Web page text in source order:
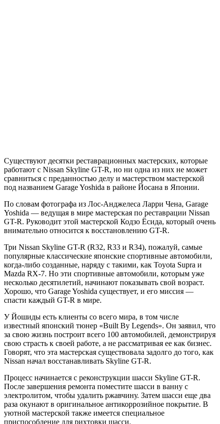
Существуют десятки реставрационных мастерских, которые
работают с Nissan Skyline GT-R, но ни одна из них не может
сравниться с преданностью делу и мастерством мастерской
под названием Garage Yoshida в районе Йосана в Японии.
По словам фотографа из Лос-Анджелеса Ларри Чена, Garage
Yoshida — ведущая в мире мастерская по реставрации Nissan
GT-R. Руководит этой мастерской Кодзо Ёсида, который очень
внимательно относится к восстановлению GT-R.
Три Nissan Skyline GT-R (R32, R33 и R34), пожалуй, самые
популярные классические японские спортивные автомобили,
когда-либо созданные, наряду с такими, как Toyota Supra и
Mazda RX-7. Но эти спортивные автомобили, которым уже
несколько десятилетий, начинают показывать свой возраст.
Хорошо, что Garage Yoshida существует, и его миссия —
спасти каждый GT-R в мире.
У Йошиды есть клиенты со всего мира, в том числе
известный японский тюнер «Built By Legends». Он заявил, что
за свою жизнь построит всего 100 автомобилей, демонстрируя
свою страсть к своей работе, а не рассматривая ее как бизнес.
Говорят, что эта мастерская существовала задолго до того, как
Nissan начал восстанавливать Skyline GT-R.
Процесс начинается с реконструкции шасси Skyline GT-R.
После завершения ремонта поместите шасси в ванну с
электролитом, чтобы удалить ржавчину. Затем шасси еще два
раза окунают в оригинальное антикоррозийное покрытие. В
уютной мастерской также имеется специальное
приспособление для рихтовки шасси.